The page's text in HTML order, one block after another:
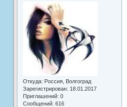
Откуда: Россия, Волгоград
Зарегистрирован: 18.01.2017
Приглашений: 0
Сообщений: 616